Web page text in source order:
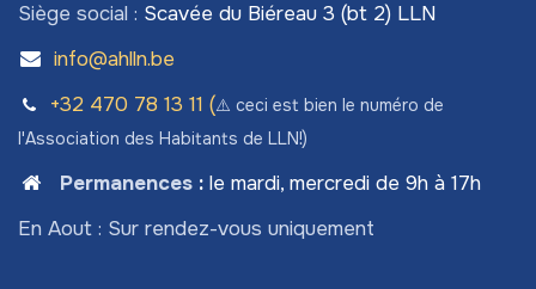
Siège social : Scavée du Biéreau 3 (bt 2) LLN
info@ahlln.be
+32 470 78​ 13 11 (⚠️ ceci est bien le numéro de
l'Association des Habitants de LLN!)
Permanences: le mardi, mercredi de 9h à 17h
En Aout : Sur rendez-vous uniquement